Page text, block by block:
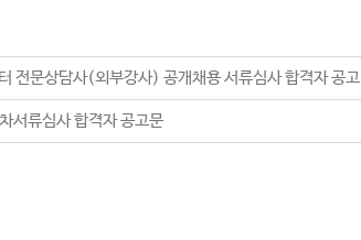
전문상담사(외부강사) 공개채용 서류심사 합격자 공고
서류심사 합격자 공고문